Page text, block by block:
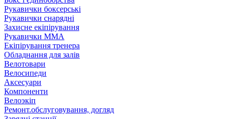
Рукавички боксерські
Рукавички снарядні
Захисне екіпірування
Рукавички ММА
Екіпірування тренера
Обладнання для залів
Велотовари
Велосипеди
Аксесуари
Компоненти
Велоэкіп
Ремонт.обслуговування, догляд